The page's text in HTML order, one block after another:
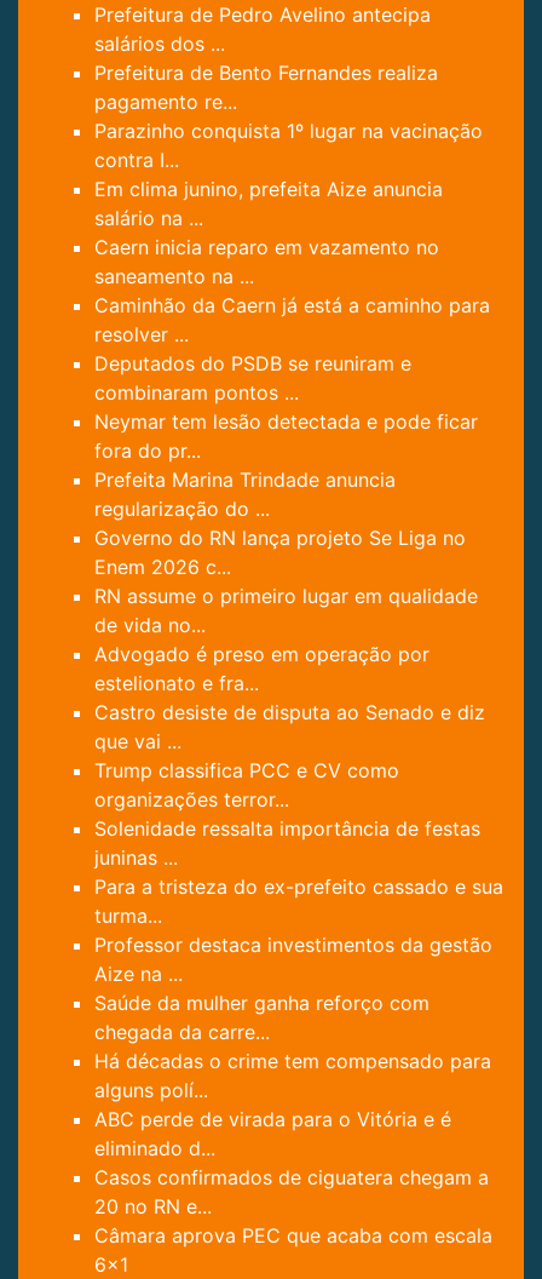
Prefeitura de Pedro Avelino antecipa
salários dos ...
Prefeitura de Bento Fernandes realiza
pagamento re...
Parazinho conquista 1º lugar na vacinação
contra I...
Em clima junino, prefeita Aize anuncia
salário na ...
Caern inicia reparo em vazamento no
saneamento na ...
Caminhão da Caern já está a caminho para
resolver ...
Deputados do PSDB se reuniram e
combinaram pontos ...
Neymar tem lesão detectada e pode ficar
fora do pr...
Prefeita Marina Trindade anuncia
regularização do ...
Governo do RN lança projeto Se Liga no
Enem 2026 c...
RN assume o primeiro lugar em qualidade
de vida no...
Advogado é preso em operação por
estelionato e fra...
Castro desiste de disputa ao Senado e diz
que vai ...
Trump classifica PCC e CV como
organizações terror...
Solenidade ressalta importância de festas
juninas ...
Para a tristeza do ex-prefeito cassado e sua
turma...
Professor destaca investimentos da gestão
Aize na ...
Saúde da mulher ganha reforço com
chegada da carre...
Há décadas o crime tem compensado para
alguns polí...
ABC perde de virada para o Vitória e é
eliminado d...
Casos confirmados de ciguatera chegam a
20 no RN e...
Câmara aprova PEC que acaba com escala
6x1